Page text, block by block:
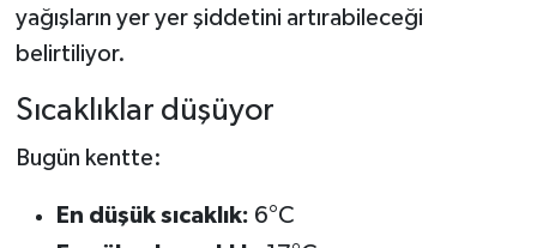
yağışların yer yer şiddetini artırabileceği
belirtiliyor.
Sıcaklıklar düşüyor
Bugün kentte:
En düşük sıcaklık: 6°C
Spor
Teknoloji
Vasıta
Vefat Haberleri